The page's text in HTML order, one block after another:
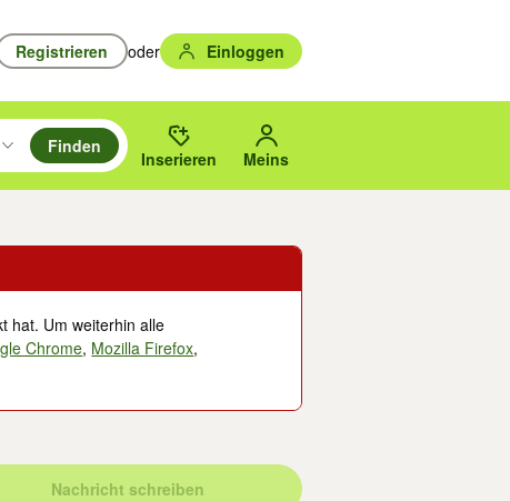
Registrieren oder Einloggen
durchsuchen und mit Eingabetaste auswählen.
um zu suchen, oder Vorschläge mit den Pfeiltasten nach oben/
des gewählten Orts oder PLZ.
Finden
Inserieren Meins
hat. Um weiterhin alle
Chrome, Mozilla Firefox,
Nachricht schreiben